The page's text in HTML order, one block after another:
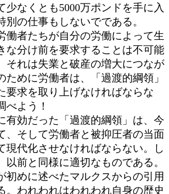
少なくとも5000万ポンドを手に入
の仕事もしないでである。
者たちが自分の労働によって生
な分け前を要求することは不可能
それは失業と破産の増大につなが
ために労働者は、「過渡的綱領」
要求を取り上げなければならな
べよう！
有効だった「過渡的綱領」は、今
、そして労働者と被抑圧者の当面
現代化させなければならない。し
以前と同様に適切なものである。
めに述べたマルクスからの引用
。われわれはわれわれ自身の歴史